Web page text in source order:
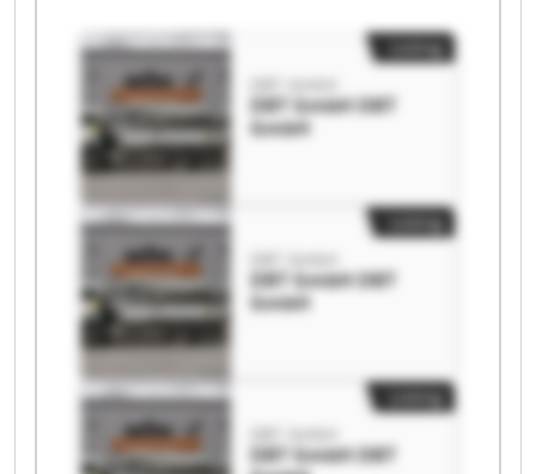
DBT GmbH DBT
GmbH
DBT GmbH DBT
GmbH
DBT GmbH DBT